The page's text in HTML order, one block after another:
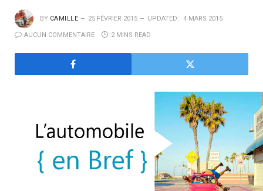
BY CAMILLE 25 FÉVRIER 2015 UPDATED: 4 MARS 2015
AUCUN COMMENTAIRE 2 MINS READ